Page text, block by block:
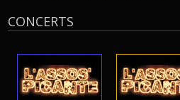
CONCERTS